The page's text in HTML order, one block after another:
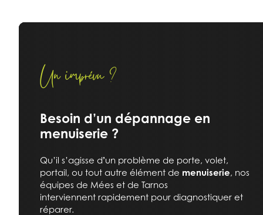
Un imprévu ?
Besoin d’un dépannage en
menuiserie ?
Qu’il s’agisse d’un problème de porte, volet,
portail, ou tout autre élément de menuiserie, nos
équipes de Mées et de Tarnos
interviennent rapidement pour diagnostiquer et
réparer.